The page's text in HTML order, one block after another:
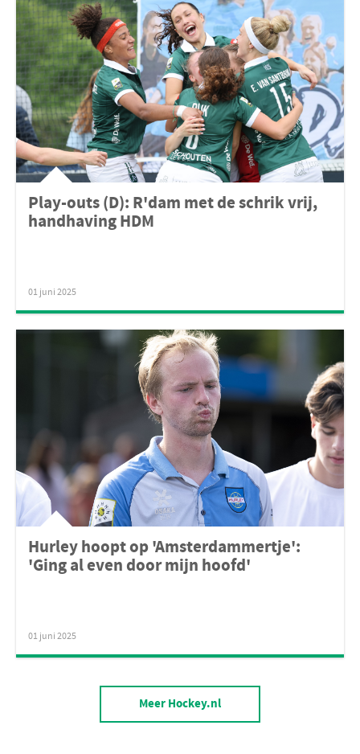
Play-outs (D): R'dam met de schrik vrij,
handhaving HDM
01 juni 2025
Hurley hoopt op 'Amsterdammertje':
'Ging al even door mijn hoofd'
01 juni 2025
Meer Hockey.nl